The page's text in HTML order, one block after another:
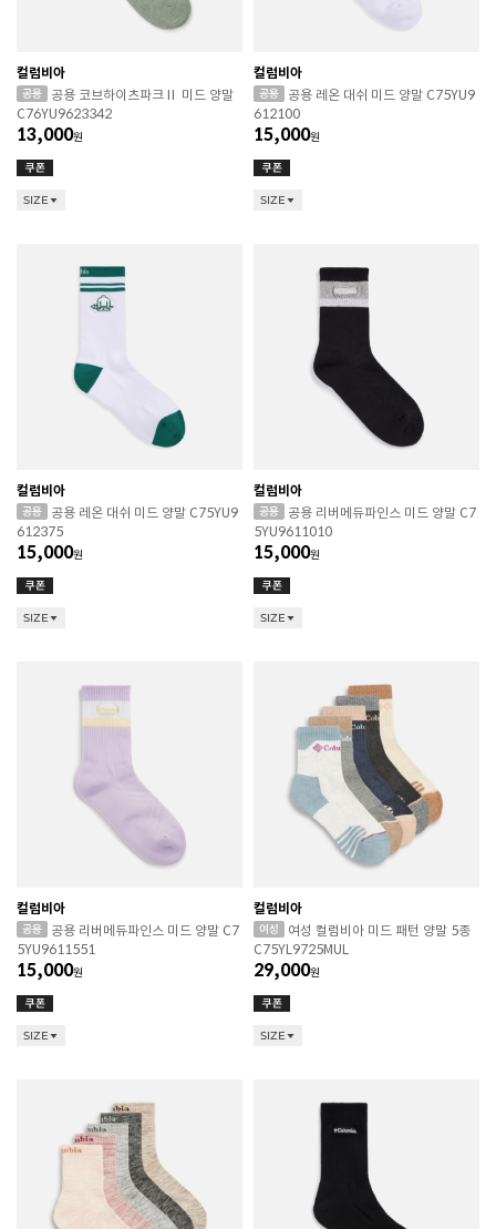
컬럼비아
공용 코브하이츠파크Ⅱ 미드 양말
C76YU9623342
13,000원
SIZE
컬럼비아
공용 레온 대쉬 미드 양말 C75YU9
612100
15,000원
SIZE
컬럼비아
공용 레온 대쉬 미드 양말 C75YU9
612375
15,000원
SIZE
컬럼비아
공용 리버메듀파인스 미드 양말 C7
5YU9611010
15,000원
SIZE
컬럼비아
공용 리버메듀파인스 미드 양말 C7
5YU9611551
15,000원
SIZE
컬럼비아
여성 컬럼비아 미드 패턴 양말 5종
C75YL9725MUL
29,000원
SIZE